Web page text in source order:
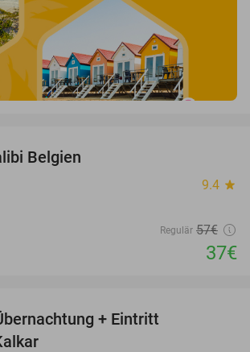
Belgien
9.4 star
Regulär 57€
37€
+ Eintritt